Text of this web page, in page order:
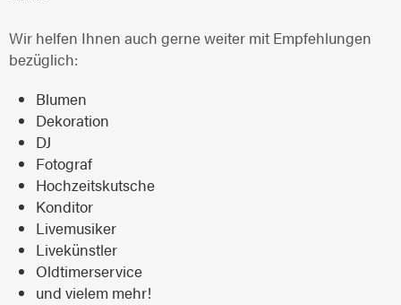
Wir helfen Ihnen auch gerne weiter mit Empfehlungen
bezüglich:
Blumen
Dekoration
DJ
Fotograf
Hochzeitskutsche
Konditor
Livemusiker
Livekünstler
Oldtimerservice
und vielem mehr!